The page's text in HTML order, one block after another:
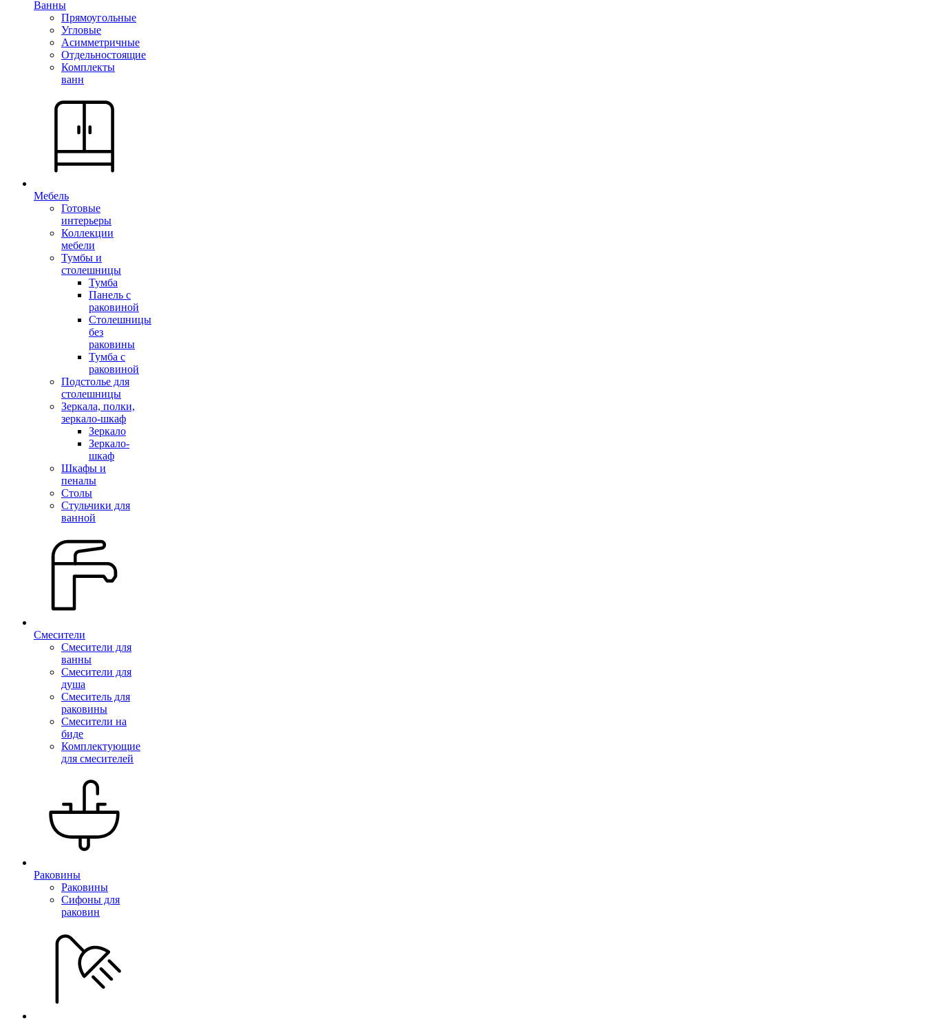
Ванны
Прямоугольные
Угловые
Асимметричные
Отдельностоящие
Комплекты
ванн
Мебель
Готовые
интерьеры
Коллекции
мебели
Тумбы и
столешницы
Тумба
Панель с
раковиной
Столешницы
без
раковины
Тумба с
раковиной
Подстолье для
столешницы
Зеркала, полки,
зеркало-шкаф
Зеркало
Зеркало-
шкаф
Шкафы и
пеналы
Столы
Стульчики для
ванной
Смесители
Смесители для
ванны
Смесители для
душа
Смеситель для
раковины
Смесители на
биде
Комплектующие
для смесителей
Раковины
Раковины
Сифоны для
раковин